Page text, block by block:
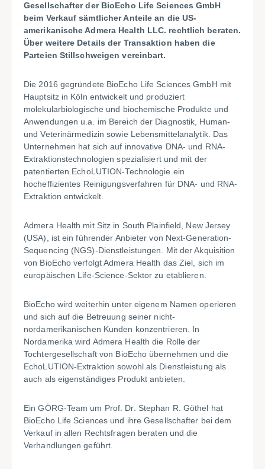
Gesellschafter der BioEcho Life Sciences GmbH
beim Verkauf sämtlicher Anteile an die US-
amerikanische Admera Health LLC. rechtlich beraten.
Über weitere Details der Transaktion haben die
Parteien Stillschweigen vereinbart.
Die 2016 gegründete BioEcho Life Sciences GmbH mit
Hauptsitz in Köln entwickelt und produziert
molekularbiologische und biochemische Produkte und
Anwendungen u.a. im Bereich der Diagnostik, Human-
und Veterinärmedizin sowie Lebensmittelanalytik. Das
Unternehmen hat sich auf innovative DNA- und RNA-
Extraktionstechnologien spezialisiert und mit der
patentierten EchoLUTION-Technologie ein
hocheffizientes Reinigungsverfahren für DNA- und RNA-
Extraktion entwickelt.
Admera Health mit Sitz in South Plainfield, New Jersey
(USA), ist ein führender Anbieter von Next-Generation-
Sequencing (NGS)-Dienstleistungen. Mit der Akquisition
von BioEcho verfolgt Admera Health das Ziel, sich im
europäischen Life-Science-Sektor zu etablieren.
BioEcho wird weiterhin unter eigenem Namen operieren
und sich auf die Betreuung seiner nicht-
nordamerikanischen Kunden konzentrieren. In
Nordamerika wird Admera Health die Rolle der
Tochtergesellschaft von BioEcho übernehmen und die
EchoLUTION-Extraktion sowohl als Dienstleistung als
auch als eigenständiges Produkt anbieten.
Ein GÖRG-Team um Prof. Dr. Stephan R. Göthel hat
BioEcho Life Sciences und ihre Gesellschafter bei dem
Verkauf in allen Rechtsfragen beraten und die
Verhandlungen geführt.